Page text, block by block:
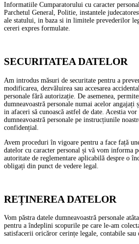
Informatiile Cumparatorului cu caracter
Parchetul General, Politie, instantele
ale statului, in baza si in limitele prevederilor
cereri expres formulate.
SECURITATEA DATELOR
Am introdus măsuri de securitate pentru a
modificarea, dezvăluirea sau accesarea
personale fără autorizație. De asemenea,
dumneavoastră personale numai acelor angajați
in afaceri să cunoască astfel de date. Acestia
dumneavoastră personale pe instrucțiunile
confidențial.
Avem proceduri în vigoare pentru a face față
datelor cu caracter personal și vă vom informa
autoritate de reglementare aplicabilă despre o
obligați din punct de vedere legal.
REȚINEREA DATELOR
Vom păstra datele dumneavoastră personale
pentru a îndeplini scopurile pe care le-am
satisfacerii oricăror cerințe legale, contabile sau